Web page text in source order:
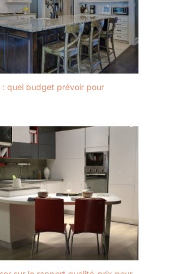
: quel budget prévoir pour